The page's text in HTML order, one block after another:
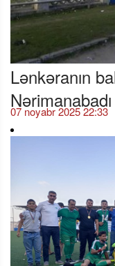
Lənkəranın
Nərimanabadı
07 noyabr 2025 22:33